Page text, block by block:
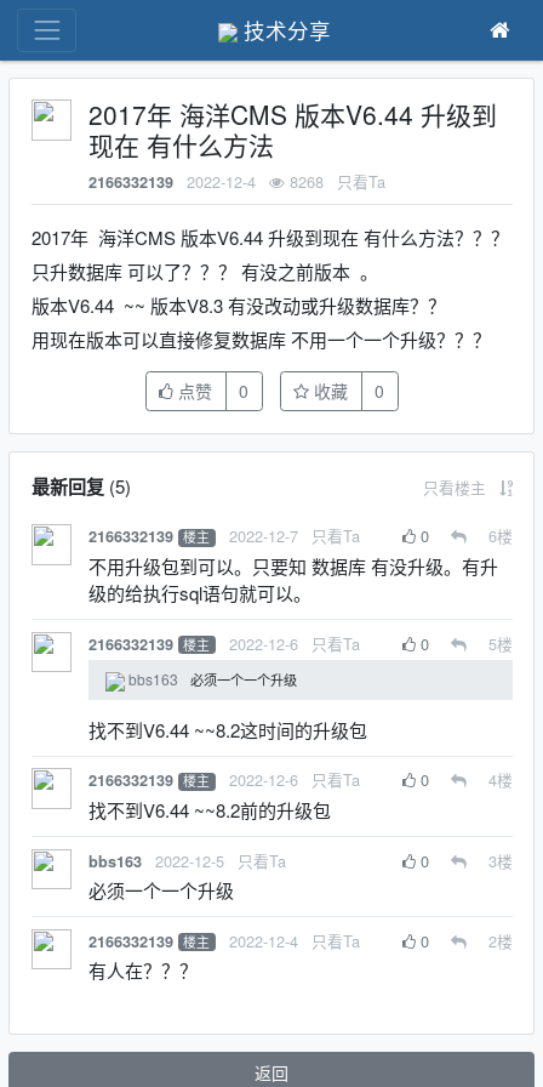
技术分享
2017年 海洋CMS 版本V6.44 升级到
现在 有什么方法
2166332139 2022-12-4 8268 只看Ta
2017年 海洋CMS 版本V6.44 升级到现在 有什么方法？？？
只升数据库 可以了？？？ 有没之前版本 。
版本V6.44 ~~ 版本V8.3 有没改动或升级数据库？？
用现在版本可以直接修复数据库 不用一个一个升级？？？
点赞 0 收藏 0
最新回复(5) 只看楼主
2166332139 楼主 2022-12-7 只看Ta 0 6楼
不用升级包到可以。只要知 数据库 有没升级。有升
级的给执行sql语句就可以。
2166332139 楼主 2022-12-6 只看Ta 0 5楼
bbs163 必须一个一个升级
找不到V6.44 ~~8.2这时间的升级包
2166332139 楼主 2022-12-6 只看Ta 0 4楼
找不到V6.44 ~~8.2前的升级包
bbs163 2022-12-5 只看Ta 0 3楼
必须一个一个升级
2166332139 楼主 2022-12-4 只看Ta 0 2楼
有人在？？？
返回